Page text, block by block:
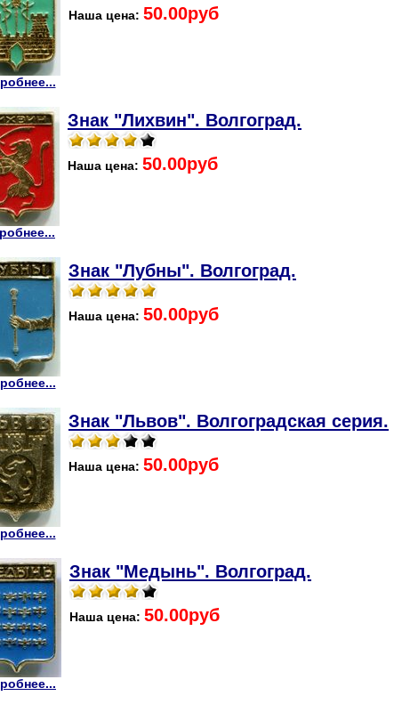
Наша цена: 50.00руб
Знак "Лихвин". Волгоград.
Наша цена: 50.00руб
Знак "Лубны". Волгоград.
Наша цена: 50.00руб
Знак "Львов". Волгоградская серия.
Наша цена: 50.00руб
Знак "Медынь". Волгоград.
Наша цена: 50.00руб